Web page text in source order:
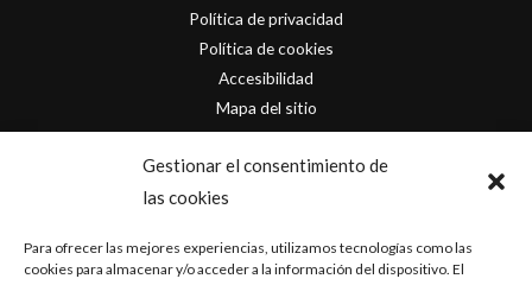
Gestionar el consentimiento de
las cookies
Para ofrecer las mejores experiencias, utilizamos tecnologías como las
cookies para almacenar y/o acceder a la información del dispositivo. El
Política de privacidad
Política de cookies
Accesibilidad
Mapa del sitio
Contacto
info@originofcomics.com
Facebook